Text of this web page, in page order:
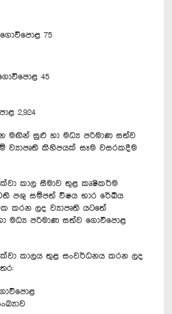
75
45
2,924
මඟින් සුළු හා මධ්‍ය පරිමාණ සත්ව
ව්‍යාපෘති කිහිපයක් සෑම වසරකදීම
කාල සීමාව තුළ කෘෂිකර්ම
පශු සම්පත් විෂය භාර රේඛීය
කරන ලද ව්‍යාපෘති යටතේ
මධ්‍ය පරිමාණ සත්ව ‍ගොවිපොළ
කාලය තුළ සංවර්ධනය කරන ලද